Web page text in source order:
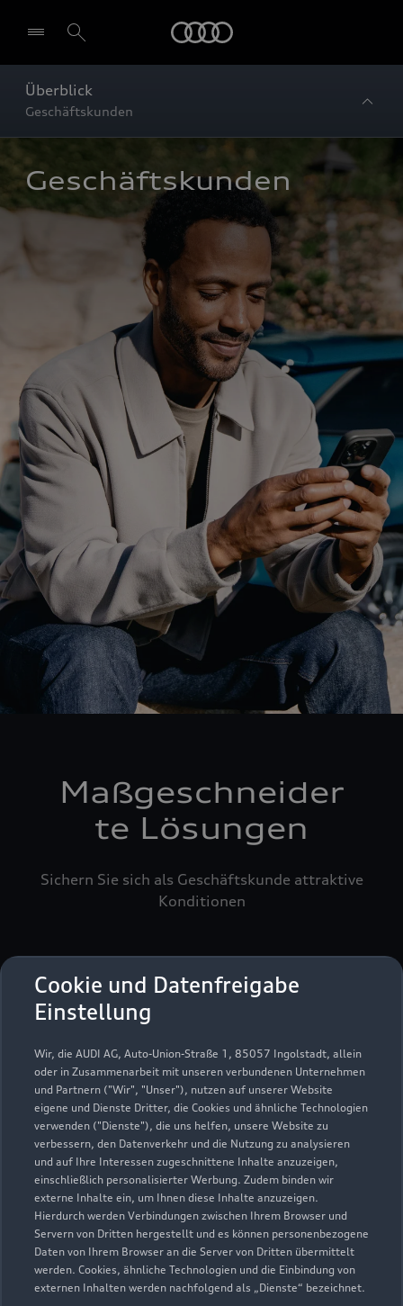
Cookie und Datenfreigabe
Einstellung
Wir, die AUDI AG, Auto-Union-Straße 1, 85057 Ingolstadt, allein
oder in Zusammenarbeit mit unseren verbundenen Unternehmen
und Partnern ("Wir", "Unser"), nutzen auf unserer Website
eigene und Dienste Dritter, die Cookies und ähnliche Technologien
verwenden ("Dienste"), die uns helfen, unsere Website zu
verbessern, den Datenverkehr und die Nutzung zu analysieren
und auf Ihre Interessen zugeschnittene Inhalte anzuzeigen,
einschließlich personalisierter Werbung. Zudem binden wir
externe Inhalte ein, um Ihnen diese Inhalte anzuzeigen.
Hierdurch werden Verbindungen zwischen Ihrem Browser und
Servern von Dritten hergestellt und es können personenbezogene
Daten von Ihrem Browser an die Server von Dritten übermittelt
werden. Cookies, ähnliche Technologien und die Einbindung von
externen Inhalten werden nachfolgend als „Dienste“ bezeichnet.
Überblick
Geschäftskunden
Geschäftskunden
Maßgeschneider
te Lösungen
Sichern Sie sich als Geschäftskunde attraktive
Konditionen
Wir beraten Sie gerne